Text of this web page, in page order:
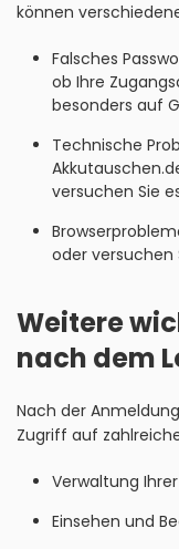
können
Falsches
ob Ihre
besonders auf
Technische
versuchen Sie
oder versuchen
Weitere
nach dem
Nach der
Zugriff auf
Verwaltung
Einsehen und